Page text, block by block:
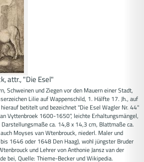
attr., "Die Esel"
Schweinen und Ziegen vor den Mauern einer Stadt,
Lilie auf Wappenschild, 1. Hälfte 17. Jh., auf
betitelt und bezeichnet "Die Esel Wagler Nr. 44"
Vyttenbroek 1600-1650", leichte Erhaltungsmängel,
ca. 14,8 x 14,3 cm, Blattmaße ca.
Moyses van Wtenbrouck, niederl. Maler und
1646 oder 1648 Den Haag), wohl jüngster Bruder
und Lehrer von Anthonie Jansz van der
bei, Quelle: Thieme-Becker und Wikipedia.